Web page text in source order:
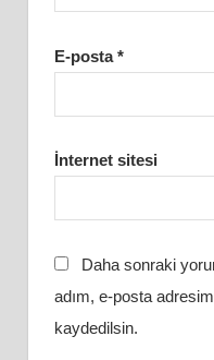
E-posta*
İnternet sitesi
Daha sonraki
adım, e-posta
kaydedilsin.